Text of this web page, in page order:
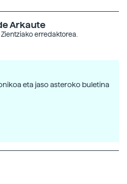
Arkaute
erredaktorea.
eta jaso asteroko buletina